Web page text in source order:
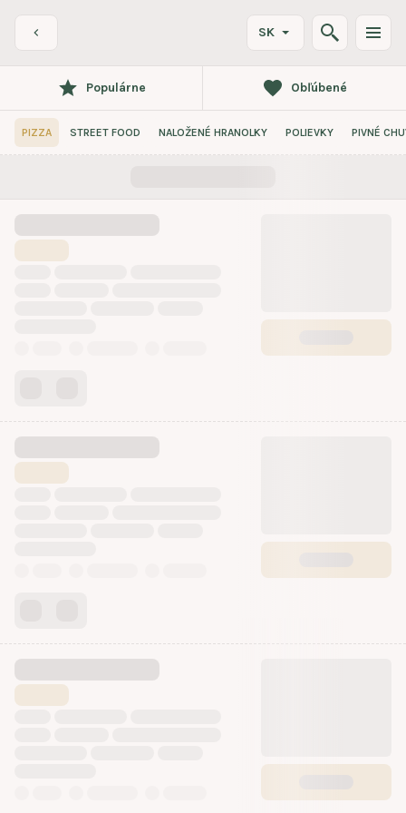
SK
Populárne Obľúbené
PIZZA STREET FOOD NALOŽENÉ HRANOLKY POLIEVKY PIVNÉ